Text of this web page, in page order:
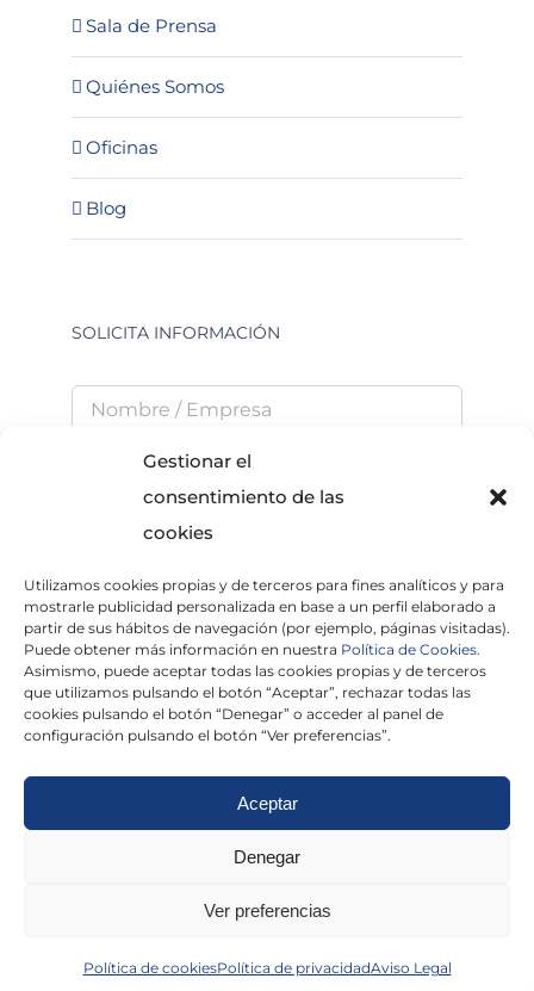
Gestionar el
consentimiento de las
cookies
Utilizamos cookies propias y de terceros para fines analíticos y para
mostrarle publicidad personalizada en base a un perfil elaborado a
partir de sus hábitos de navegación (por ejemplo, páginas visitadas).
Puede obtener más información en nuestra Política de Cookies.
Asimismo, puede aceptar todas las cookies propias y de terceros
que utilizamos pulsando el botón “Aceptar”, rechazar todas las
cookies pulsando el botón “Denegar” o acceder al panel de
configuración pulsando el botón “Ver preferencias”.
Aceptar
Denegar
Ver preferencias
Política de cookiesPolítica de privacidadAviso Legal
Sala de Prensa
Quiénes Somos
Oficinas
Blog
SOLICITA INFORMACIÓN
He leído y acepto laPolítica de Privacidad
×
Politica de cookies|Aviso Legal
Madrid|Tarragona